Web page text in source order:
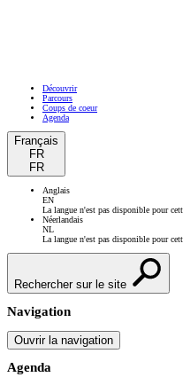
Découvrir
Parcours
Coups de coeur
Agenda
Français
FR
FR
Anglais
EN
La langue n'est pas disponible pour
Néerlandais
NL
La langue n'est pas disponible pour
Rechercher sur le site
Navigation
Ouvrir la navigation
Agenda